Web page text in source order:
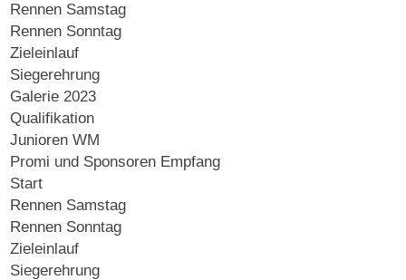
Rennen Samstag
Rennen Sonntag
Zieleinlauf
Siegerehrung
Galerie 2023
Qualifikation
Junioren WM
Promi und Sponsoren Empfang
Start
Rennen Samstag
Rennen Sonntag
Zieleinlauf
Siegerehrung